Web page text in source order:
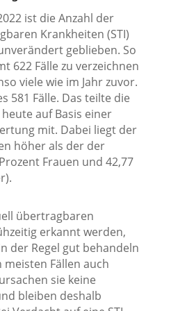
ist die Anzahl der
Krankheiten (STI)
geblieben. So
622 Fälle zu verzeichnen
viele wie im Jahr zuvor.
581 Fälle. Das teilte die
auf Basis einer
mit. Dabei liegt der
höher als der der
Frauen und 42,77
übertragbaren
erkannt werden,
der Regel gut behandeln
Fällen auch
sie keine
bleiben deshalb